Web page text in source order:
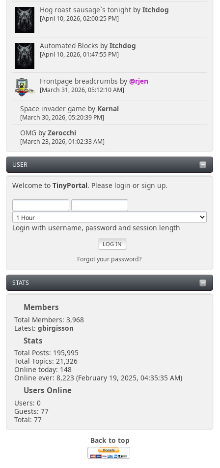
Hog roast sausage`s tonightby Itchdog
[April 10, 2026, 02:00:25 PM]
Automated Blocks by Itchdog
[April 10, 2026, 01:47:55 PM]
Frontpage breadcrumbs by @rjen
[March 31, 2026, 05:12:10 AM]
Space invader game by Kernal
[March 30, 2026, 05:20:39 PM]
OMG by Zerocchi
[March 23, 2026, 01:02:33 AM]
USER
Welcome toTinyPortal. Please login orsign up.
Login with username, password and session length
Forgot your password?
STATS
Members
Total Members: 3,968
Latest: gbirgisson
Stats
Total Posts: 195,995
Total Topics: 21,326
Online today: 148
Online ever: 8,223 (February 19, 2025, 04:35:35 AM)
Users Online
Users: 0
Guests: 77
Total: 77
Back to top